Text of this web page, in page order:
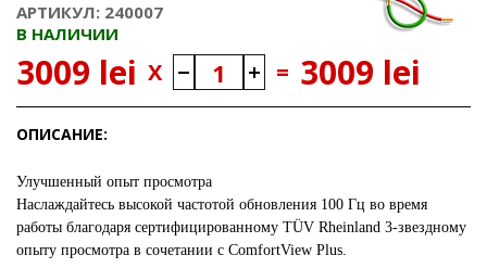
АРТИКУЛ: 240007
В НАЛИЧИИ
3009 lei X = 3009 lei
ОПИСАНИЕ:
Улучшенный опыт просмотра
Наслаждайтесь высокой частотой обновления 100 Гц во время
работы благодаря сертифицированному TÜV Rheinland 3-звездному
опыту просмотра в сочетании с ComfortView Plus.